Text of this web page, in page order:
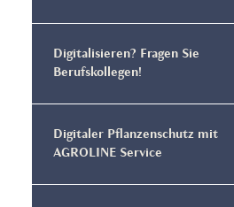
Digitalisieren? Fragen Sie
Berufskollegen!
Digitaler Pflanzenschutz mit
AGROLINE Service